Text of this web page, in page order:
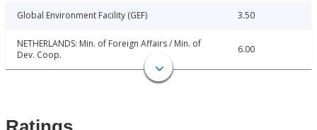
Global Environment Facility (GEF) 3.50
NETHERLANDS: Min. of Foreign Affairs / Min. of
Dev. Coop.
6.00